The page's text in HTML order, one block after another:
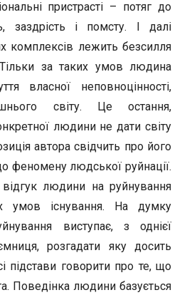
пристрасті – потяг до
заздрість і помсту. І далі
комплексів лежить безсилля
Тільки за таких умов людина
власної неповноцінності,
світу. Це остання,
людини не дати світу
автора свідчить про його
феномену людської руйнації.
людини на руйнування
умов існування. На думку
виступає, з однієї
розгадати яку досить
підстави говорити про те, що
Поведінка людини базується